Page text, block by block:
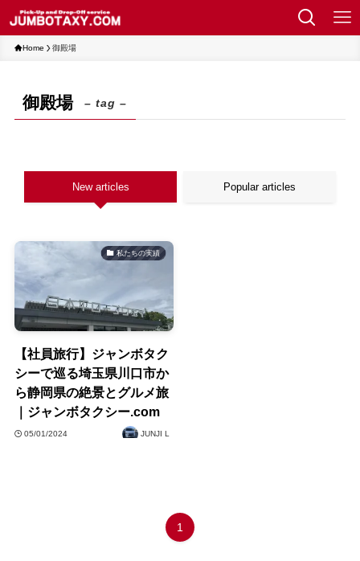
Home 御殿場
御殿場 – tag –
New articles Popular articles
私たちの実績
【社員旅行】ジャンボタク
シーで巡る埼玉県川口市か
ら静岡県の絶景とグルメ旅
｜ジャンボタクシー.com
05/01/2024 JUNJI L
1